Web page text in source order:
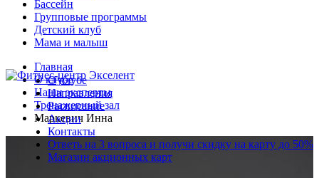
Бассейн
Групповые программы
Детский клуб
Мама и малыш
О клубе
Направления
Расписание
Акции
Контакты
Ответь на 3 вопроса и получи скидку на карту до 50%
Магазин акционных карт
Главная
О клубе
Наши эксперты
Тренажерный зал
Маркевич Инна